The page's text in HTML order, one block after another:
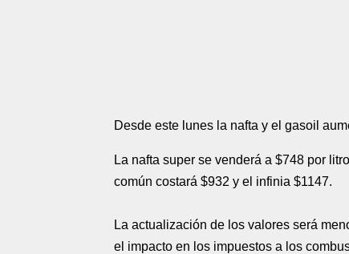
Desde este lunes la nafta y el gasoil
La nafta super se venderá a $748 por
común costará $932 y el infinia $1147.
La actualización de los valores será
el impacto en los impuestos a los